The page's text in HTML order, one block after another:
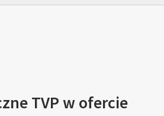
TVP w ofercie